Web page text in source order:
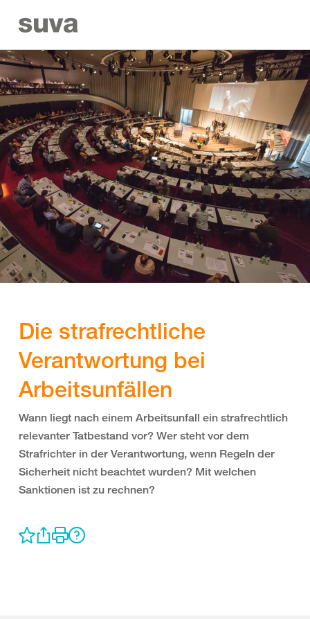
Die strafrechtliche
Verantwortung bei
Arbeitsunfällen
Wann liegt nach einem Arbeitsunfall ein strafrechtlich
relevanter Tatbestand vor? Wer steht vor dem
Strafrichter in der Verantwortung, wenn Regeln der
Sicherheit nicht beachtet wurden? Mit welchen
Sanktionen ist zu rechnen?